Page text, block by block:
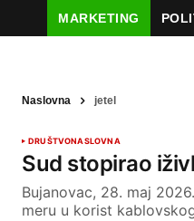
MARKETING
Naslovna jetel
DRUŠTVONASLOVNA
Sud stopirao
Bujanovac, 28. maj
meru u korist